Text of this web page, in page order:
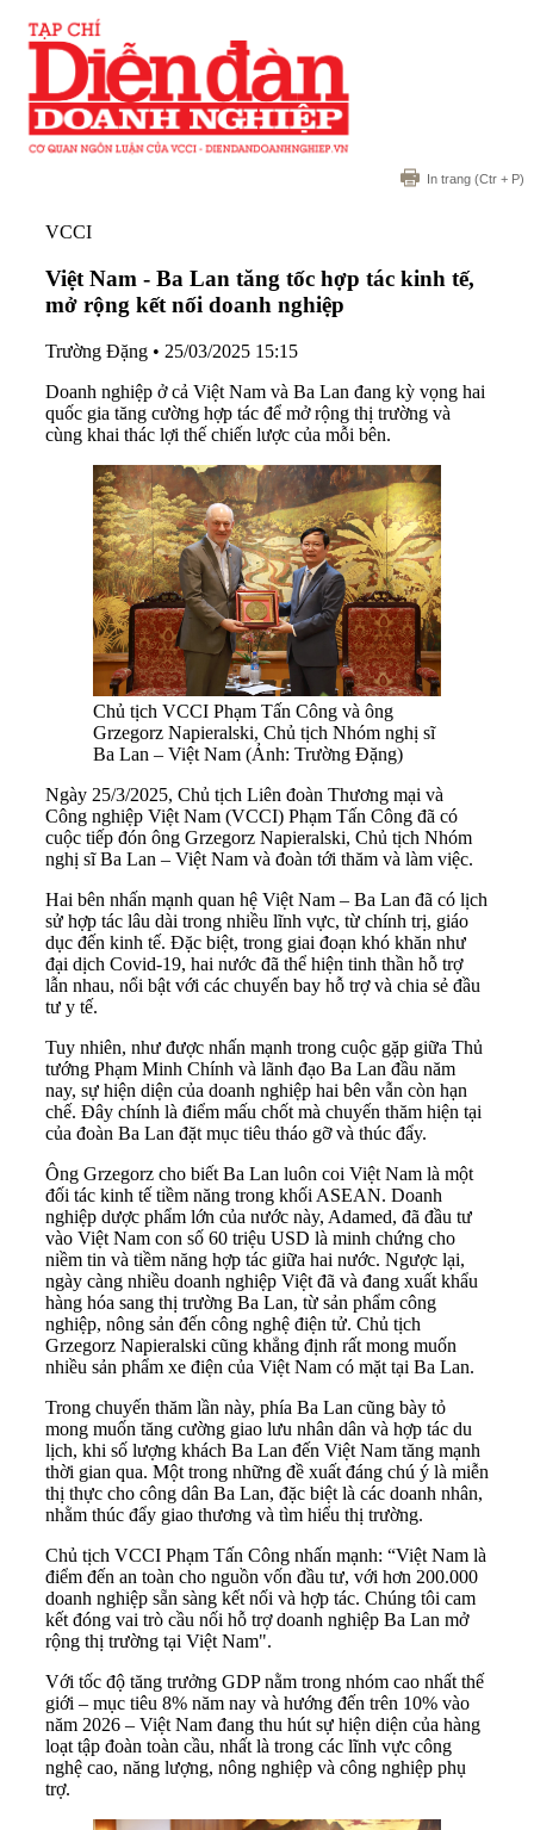
In trang (Ctr + P)
VCCI
Việt Nam - Ba Lan tăng tốc hợp tác kinh tế,
mở rộng kết nối doanh nghiệp
Trường Đặng • 25/03/2025 15:15
Doanh nghiệp ở cả Việt Nam và Ba Lan đang kỳ vọng hai
quốc gia tăng cường hợp tác để mở rộng thị trường và
cùng khai thác lợi thế chiến lược của mỗi bên.
Chủ tịch VCCI Phạm Tấn Công và ông
Grzegorz Napieralski, Chủ tịch Nhóm nghị sĩ
Ba Lan – Việt Nam (Ảnh: Trường Đặng)
Ngày 25/3/2025, Chủ tịch Liên đoàn Thương mại và
Công nghiệp Việt Nam (VCCI) Phạm Tấn Công đã có
cuộc tiếp đón ông Grzegorz Napieralski, Chủ tịch Nhóm
nghị sĩ Ba Lan – Việt Nam và đoàn tới thăm và làm việc.
Hai bên nhấn mạnh quan hệ Việt Nam – Ba Lan đã có lịch
sử hợp tác lâu dài trong nhiều lĩnh vực, từ chính trị, giáo
dục đến kinh tế. Đặc biệt, trong giai đoạn khó khăn như
đại dịch Covid-19, hai nước đã thể hiện tinh thần hỗ trợ
lẫn nhau, nổi bật với các chuyến bay hỗ trợ và chia sẻ đầu
tư y tế.
Tuy nhiên, như được nhấn mạnh trong cuộc gặp giữa Thủ
tướng Phạm Minh Chính và lãnh đạo Ba Lan đầu năm
nay, sự hiện diện của doanh nghiệp hai bên vẫn còn hạn
chế. Đây chính là điểm mấu chốt mà chuyến thăm hiện tại
của đoàn Ba Lan đặt mục tiêu tháo gỡ và thúc đẩy.
Ông Grzegorz cho biết Ba Lan luôn coi Việt Nam là một
đối tác kinh tế tiềm năng trong khối ASEAN. Doanh
nghiệp dược phẩm lớn của nước này, Adamed, đã đầu tư
vào Việt Nam con số 60 triệu USD là minh chứng cho
niềm tin và tiềm năng hợp tác giữa hai nước. Ngược lại,
ngày càng nhiều doanh nghiệp Việt đã và đang xuất khẩu
hàng hóa sang thị trường Ba Lan, từ sản phẩm công
nghiệp, nông sản đến công nghệ điện tử. Chủ tịch
Grzegorz Napieralski cũng khẳng định rất mong muốn
nhiều sản phẩm xe điện của Việt Nam có mặt tại Ba Lan.
Trong chuyến thăm lần này, phía Ba Lan cũng bày tỏ
mong muốn tăng cường giao lưu nhân dân và hợp tác du
lịch, khi số lượng khách Ba Lan đến Việt Nam tăng mạnh
thời gian qua. Một trong những đề xuất đáng chú ý là miễn
thị thực cho công dân Ba Lan, đặc biệt là các doanh nhân,
nhằm thúc đẩy giao thương và tìm hiểu thị trường.
Chủ tịch VCCI Phạm Tấn Công nhấn mạnh: “Việt Nam là
điểm đến an toàn cho nguồn vốn đầu tư, với hơn 200.000
doanh nghiệp sẵn sàng kết nối và hợp tác. Chúng tôi cam
kết đóng vai trò cầu nối hỗ trợ doanh nghiệp Ba Lan mở
rộng thị trường tại Việt Nam".
Với tốc độ tăng trưởng GDP nằm trong nhóm cao nhất thế
giới – mục tiêu 8% năm nay và hướng đến trên 10% vào
năm 2026 – Việt Nam đang thu hút sự hiện diện của hàng
loạt tập đoàn toàn cầu, nhất là trong các lĩnh vực công
nghệ cao, năng lượng, nông nghiệp và công nghiệp phụ
trợ.